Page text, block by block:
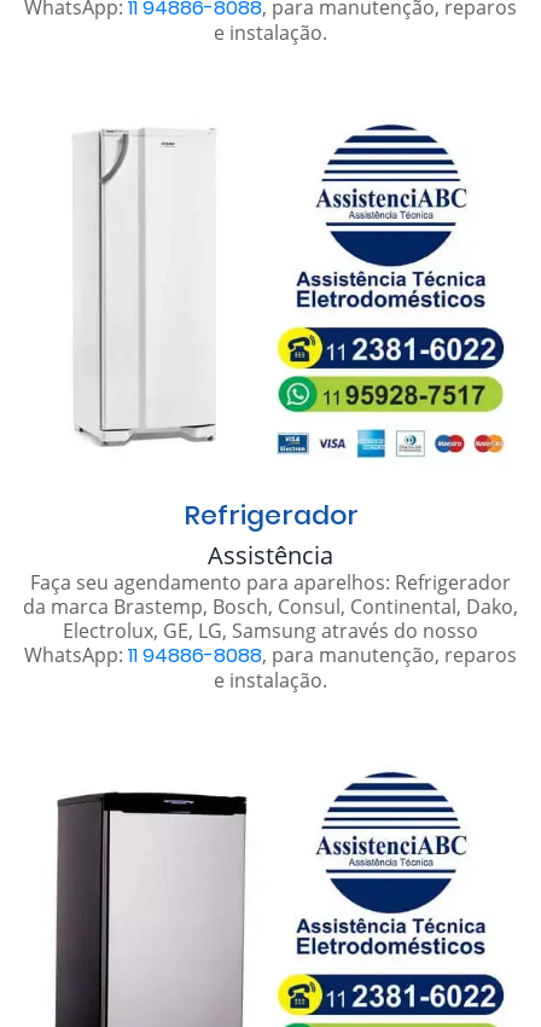
WhatsApp: 11 94886-8088, para manutenção, reparos
e instalação.
Refrigerador
Assistência
Faça seu agendamento para aparelhos: Refrigerador
da marca Brastemp, Bosch, Consul, Continental, Dako,
Electrolux, GE, LG, Samsung através do nosso
WhatsApp: 11 94886-8088, para manutenção, reparos
e instalação.